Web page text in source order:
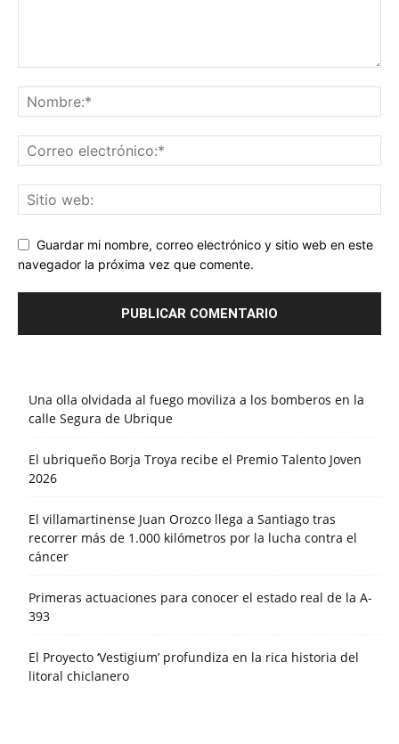
Guardar mi nombre, correo electrónico y sitio web en este
navegador la próxima vez que comente.
Una olla olvidada al fuego moviliza a los bomberos en la
calle Segura de Ubrique
El ubriqueño Borja Troya recibe el Premio Talento Joven
2026
El villamartinense Juan Orozco llega a Santiago tras
recorrer más de 1.000 kilómetros por la lucha contra el
cáncer
Primeras actuaciones para conocer el estado real de la A-
393
El Proyecto ‘Vestigium’ profundiza en la rica historia del
litoral chiclanero